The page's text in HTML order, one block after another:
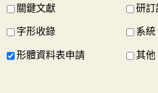
關鍵文獻 研訂
字形收錄 系統
形體資料表申請 其他